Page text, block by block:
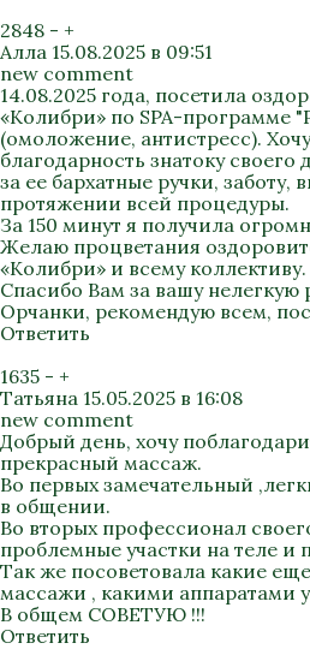
2848 - +
Алла 15.08.2025 в 09:51
new comment
14.08.2025 года, посетила
«Колибри» по SPA-программе
(омоложение, антистресс).
благодарность знатоку
за ее бархатные ручки, заботу,
протяжении всей процедуры.
За 150 минут я получила
Желаю процветания
«Колибри» и всему коллективу.
Спасибо Вам за вашу нелегкую
Орчанки, рекомендую всем,
Ответить
1635 - +
Татьяна 15.05.2025 в 16:08
new comment
Добрый день, хочу
прекрасный массаж.
Во первых замечательный
в общении.
Во вторых профессионал
проблемные участки на теле и
Так же посоветовала какие
массажи , какими аппаратами
В общем СОВЕТУЮ !!!
Ответить